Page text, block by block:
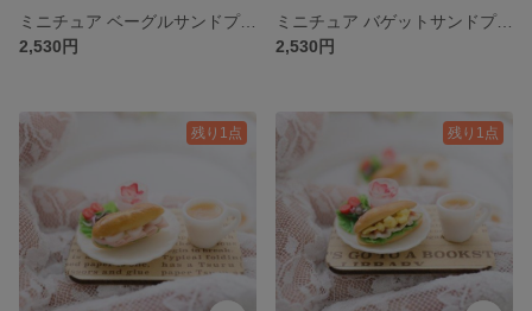
ミニチュア ベーグルサンドプレート（ハムエッグ）【ドール小物】
2,530円
ミニチュア バゲットサンドプレート（サーモン）【ドール小物】
2,530円
残り1点 残り1点